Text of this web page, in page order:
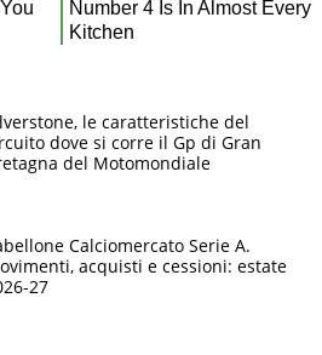
le caratteristiche del
dove si corre il Gp di Gran
del Motomondiale
Calciomercato Serie A.
acquisti e cessioni: estate
27